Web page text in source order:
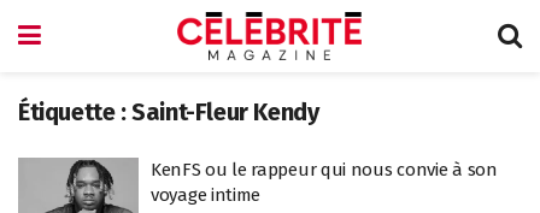
Étiquette :Saint-Fleur Kendy
KenFS ou le rappeur qui nous convie à son
voyage intime